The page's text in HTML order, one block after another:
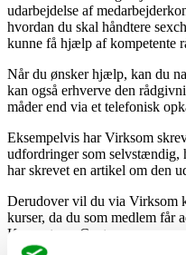
udarbejdelse af
hvordan du skal håndtere
kunne få hjælp af kompetente
Når du ønsker hjælp, kan du
kan også erhverve den
måder end via et telefonisk
Eksempelvis har Virksom
udfordringer som selvstændig,
har skrevet en artikel om den
Derudover vil du via Virksom
kurser, da du som medlem får
KompetenceCenter.